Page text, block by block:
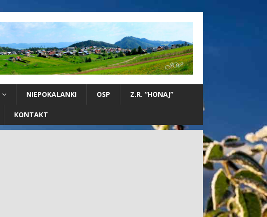
NIEPOKALANKI OSP Z.R. “HONAJ”
KONTAKT